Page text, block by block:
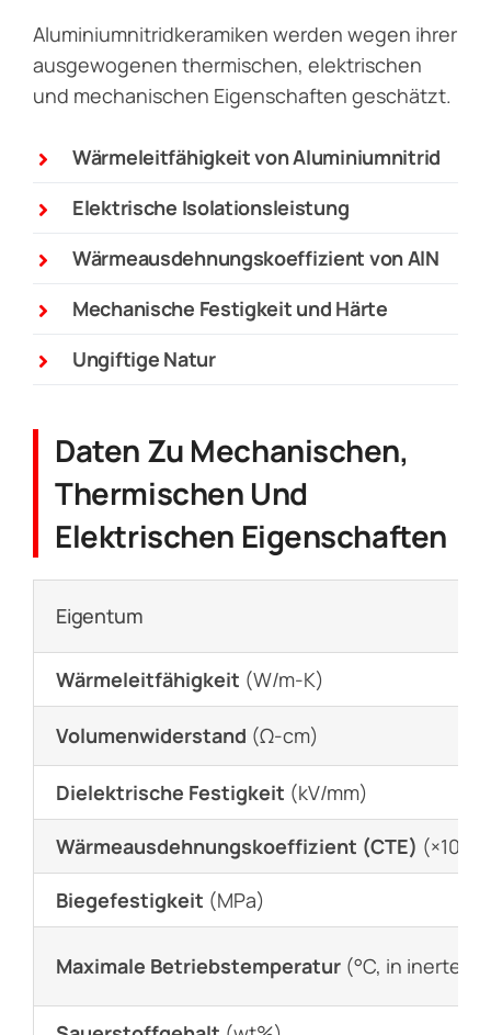
Aluminiumnitridkeramiken werden wegen ihrer
ausgewogenen thermischen, elektrischen
und mechanischen Eigenschaften geschätzt.
Wärmeleitfähigkeit von Aluminiumnitrid
Elektrische Isolationsleistung
Wärmeausdehnungskoeffizient von AlN
Mechanische Festigkeit und Härte
Ungiftige Natur
Daten Zu Mechanischen,
Thermischen Und
Elektrischen Eigenschaften
Eigentum
Wärmeleitfähigkeit (W/m-K)
Volumenwiderstand (Ω-cm)
Dielektrische Festigkeit (kV/mm)
Wärmeausdehnungskoeffizient (CTE) (×10-⁶/
Biegefestigkeit (MPa)
Maximale Betriebstemperatur (°C, in inerter